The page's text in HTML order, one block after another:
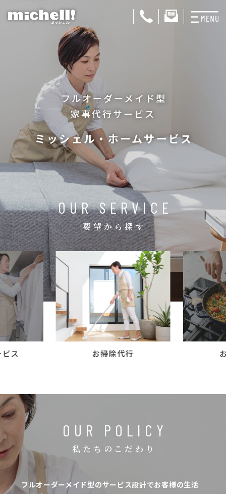
お料理代行
おためしサービス
サービス一覧
ご契約者さま限定サ
会社紹介
コラム
ご案内
お知らせ
家事スタッフ募集
働く仲間インタビュー
フルオーダーメイド型
家事代行サービス
ミッシェル・ホームサービス
OUR SERVICE
要望から探す
ス お掃除代行
OUR POLICY
私たちのこだわり
フルオーダーメイド型のサービス設計でお客様の生活